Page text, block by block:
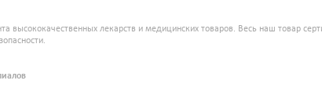
высококачественных лекарств и медицинских товаров. Весь наш товар